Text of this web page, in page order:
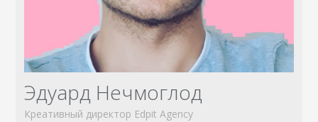
Эдуард Нечмоглод
Креативный директор Edpit Agency